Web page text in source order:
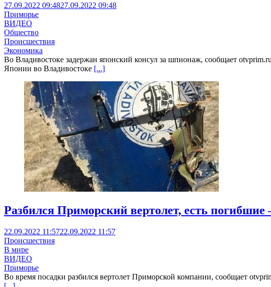
27.09.2022 09:4827.09.2022 09:48
Приморье
ВИДЕО
Общество
Происшествия
Экономика
Во Владивостоке задержан японский консул за шпионаж, сообщает
Японии во Владивостоке [...]
Разбился Приморский вертолет, есть
22.09.2022 11:5722.09.2022 11:57
Происшествия
В мире
ВИДЕО
Приморье
Во время посадки разбился вертолет Приморской компании, сообщает